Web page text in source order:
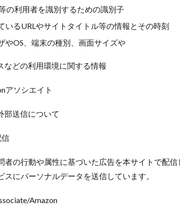
の利用者を識別するための識別子
いるURLやサイトタイトル等の情報とその時刻
やOS、端末の種別、画面サイズや
などの利用環境に関する情報
アソシエイト
部送信について
信
者の行動や属性に基づいた広告を本サイトで配
スにパーソナルデータを送信しています。
Amazon